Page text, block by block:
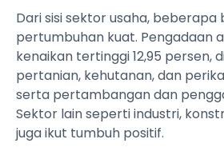
Dari sisi sektor usaha,
pertumbuhan kuat. Pengadaan
kenaikan tertinggi 12,95 persen,
pertanian, kehutanan, dan
serta pertambangan dan
Sektor lain seperti industri,
juga ikut tumbuh positif.